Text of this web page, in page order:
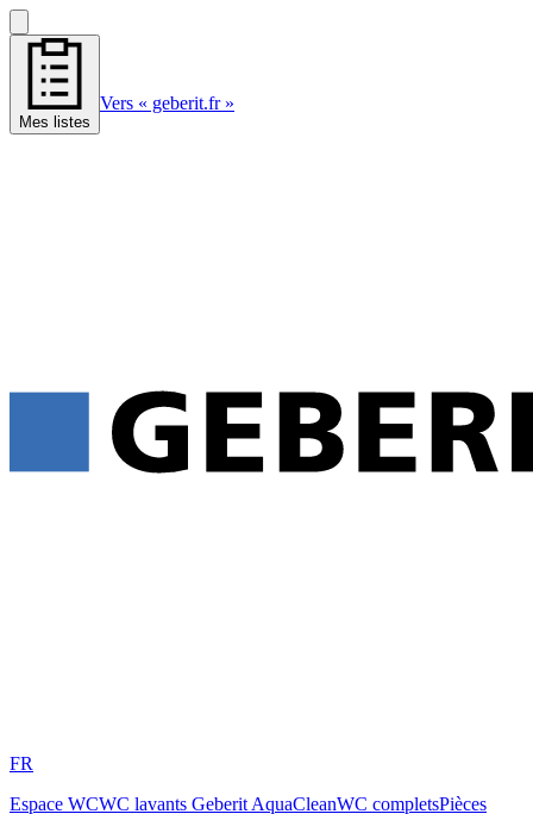
Mes listes
Vers « geberit.fr »
FR
Espace WCWC lavants Geberit AquaCleanWC completsPièces